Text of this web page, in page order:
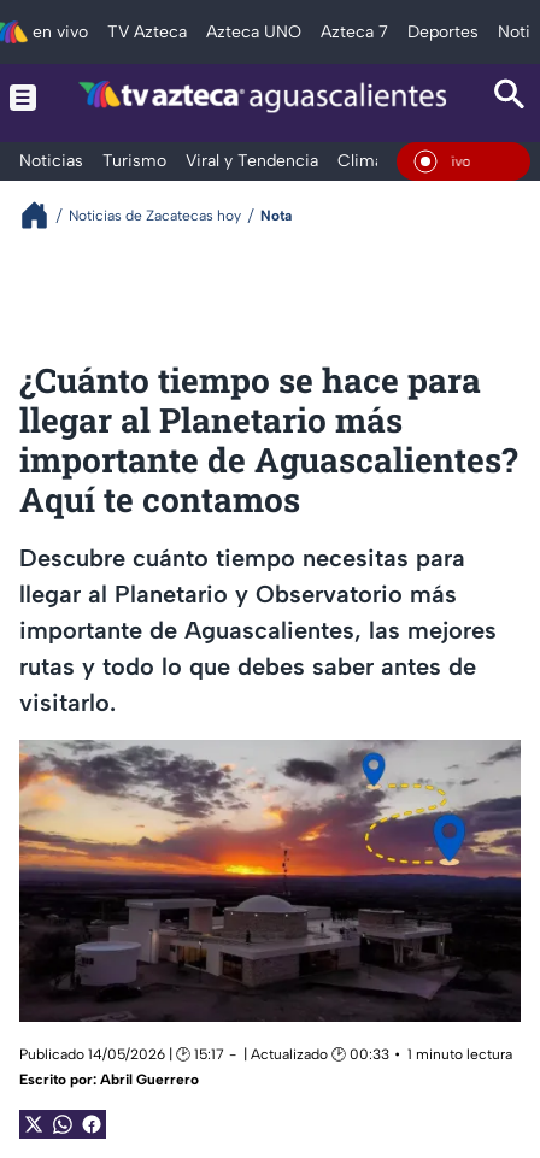
en vivo TV Azteca Azteca UNO Azteca 7 Deportes
Noticias Turismo Viral y Tendencia Clima Deportes
En Vivo
Noticias de Zacatecas hoy Nota
¿Cuánto tiempo se hace para
llegar al Planetario más
importante de Aguascalientes?
Aquí te contamos
Descubre cuánto tiempo necesitas para
llegar al Planetario y Observatorio más
importante de Aguascalientes, las mejores
rutas y todo lo que debes saber antes de
visitarlo.
Publicado 14/05/2026 | 🕑 15:17 | Actualizado 🕑 00:33
1 minuto lectura
Escrito por: Abril Guerrero